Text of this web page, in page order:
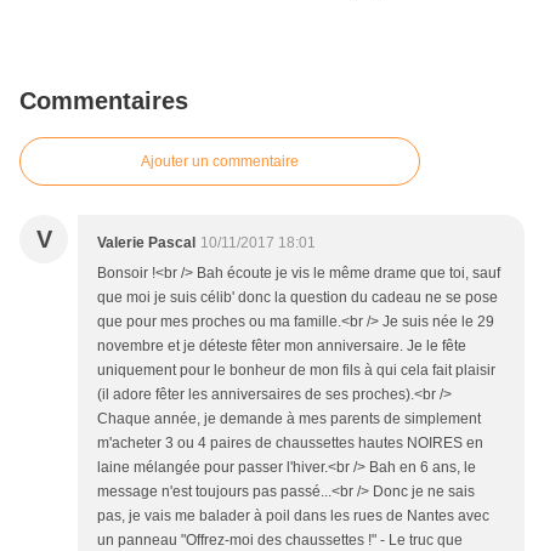
Commentaires
Ajouter un commentaire
V Valerie Pascal 10/11/2017 18:01
Bonsoir !<br /> Bah écoute je vis le même drame que toi, sauf
que moi je suis célib' donc la question du cadeau ne se pose
que pour mes proches ou ma famille.<br /> Je suis née le 29
novembre et je déteste fêter mon anniversaire. Je le fête
uniquement pour le bonheur de mon fils à qui cela fait plaisir
(il adore fêter les anniversaires de ses proches).<br />
Chaque année, je demande à mes parents de simplement
m'acheter 3 ou 4 paires de chaussettes hautes NOIRES en
laine mélangée pour passer l'hiver.<br /> Bah en 6 ans, le
message n'est toujours pas passé...<br /> Donc je ne sais
pas, je vais me balader à poil dans les rues de Nantes avec
un panneau "Offrez-moi des chaussettes !" - Le truc que